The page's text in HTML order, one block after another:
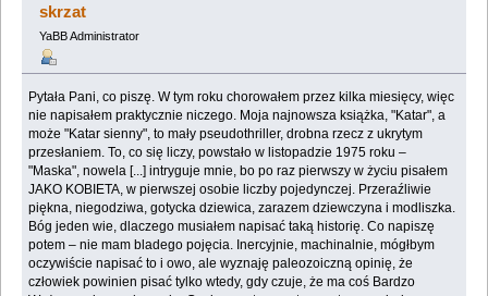
skrzat
YaBB Administrator
Pytała Pani, co piszę. W tym roku chorowałem przez kilka miesięcy, więc
nie napisałem praktycznie niczego. Moja najnowsza książka, "Katar", a
może "Katar sienny", to mały pseudothriller, drobna rzecz z ukrytym
przesłaniem. To, co się liczy, powstało w listopadzie 1975 roku –
"Maska", nowela [...] intryguje mnie, bo po raz pierwszy w życiu pisałem
JAKO KOBIETA, w pierwszej osobie liczby pojedynczej. Przeraźliwie
piękna, niegodziwa, gotycka dziewica, zarazem dziewczyna i modliszka.
Bóg jeden wie, dlaczego musiałem napisać taką historię. Co napiszę
potem – nie mam bladego pojęcia. Inercyjnie, machinalnie, mógłbym
oczywiście napisać to i owo, ale wyznaję paleozoiczną opinię, że
człowiek powinien pisać tylko wtedy, gdy czuje, że ma coś Bardzo